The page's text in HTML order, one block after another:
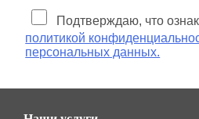
Подтверждаю, что
политикой
персональных данных.